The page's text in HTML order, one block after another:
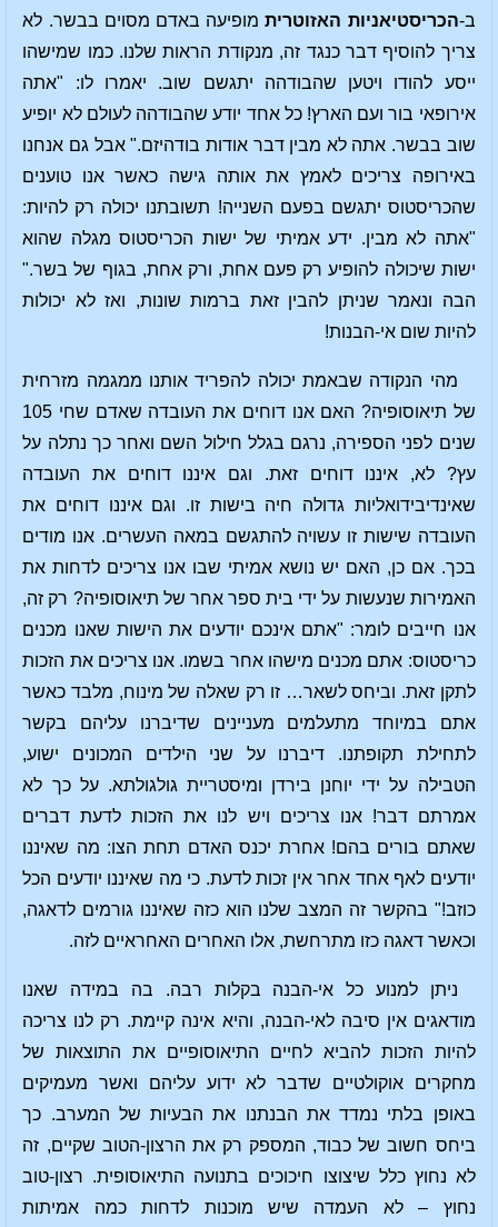
ב-הכריסטיאניות האזוטריתמופיעה באדם מסוים בבשר. לא
צריך להוסיף דבר כנגד זה, מנקודת הראות שלנו. כמו שמישהו
ייסע להודו ויטען שהבודהה יתגשם שוב. יאמרו לו: "אתה
אירופאי בור ועם הארץ! כל אחד יודע שהבודהה לעולם לא יופיע
שוב בבשר. אתה לא מבין דבר אודות בודהיזם." אבל גם אנחנו
באירופה צריכים לאמץ את אותה גישה כאשר אנו טוענים
שהכריסטוס יתגשם בפעם השנייה! תשובתנו יכולה רק להיות:
"אתה לא מבין. ידע אמיתי של ישות הכריסטוס מגלה שהוא
ישות שיכולה להופיע רק פעם אחת, ורק אחת, בגוף של בשר."
הבה ונאמר שניתן להבין זאת ברמות שונות, ואז לא יכולות
להיות שום אי-הבנות!
מהי הנקודה שבאמת יכולה להפריד אותנו ממגמה מזרחית
של תיאוסופיה? האם אנו דוחים את העובדה שאדם שחי 105
שנים לפני הספירה, נרגם בגלל חילול השם ואחר כך נתלה על
עץ? לא, איננו דוחים זאת. וגם איננו דוחים את העובדה
שאינדיבידואליות גדולה חיה בישות זו. וגם איננו דוחים את
העובדה שישות זו עשויה להתגשם במאה העשרים. אנו מודים
בכך. אם כן, האם יש נושא אמיתי שבו אנו צריכים לדחות את
האמירות שנעשות על ידי בית ספר אחר של תיאוסופיה? רק זה,
אנו חייבים לומר: "אתם אינכם יודעים את הישות שאנו מכנים
כריסטוס: אתם מכנים מישהו אחר בשמו. אנו צריכים את הזכות
לתקן זאת. וביחס לשאר… זו רק שאלה של מינוח, מלבד כאשר
אתם במיוחד מתעלמים מעניינים שדיברנו עליהם בקשר
לתחילת תקופתנו. דיברנו על שני הילדים המכונים ישוע,
הטבילה על ידי יוחנן בירדן ומיסטריית גולגולתא. על כך לא
אמרתם דבר! אנו צריכים ויש לנו את הזכות לדעת דברים
שאתם בורים בהם! אחרת יכנס האדם תחת הצו: מה שאיננו
יודעים לאף אחד אחר אין זכות לדעת. כי מה שאיננו יודעים הכל
כוזב!" בהקשר זה המצב שלנו הוא כזה שאיננו גורמים לדאגה,
וכאשר דאגה כזו מתרחשת, אלו האחרים האחראיים לזה.
ניתן למנוע כל אי-הבנה בקלות רבה. בה במידה שאנו
מודאגים אין סיבה לאי-הבנה, והיא אינה קיימת. רק לנו צריכה
להיות הזכות להביא לחיים התיאוסופיים את התוצאות של
מחקרים אוקולטיים שדבר לא ידוע עליהם ואשר מעמיקים
באופן בלתי נמדד את הבנתנו את הבעיות של המערב. כך
ביחס חשוב של כבוד, המספק רק את הרצון-הטוב שקיים, זה
לא נחוץ כלל שיצוצו חיכוכים בתנועה התיאוסופית. רצון-טוב
נחוץ – לא העמדה שיש מוכנות לדחות כמה אמיתות